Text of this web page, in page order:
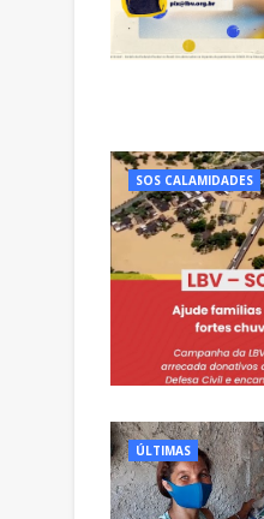
SOS CALAMIDADES
ÚLTIMAS